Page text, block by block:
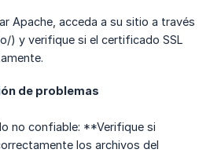
Apache, acceda a su sitio a través
) y verifique si el certificado SSL
de problemas
no confiable: **Verifique si
los archivos del